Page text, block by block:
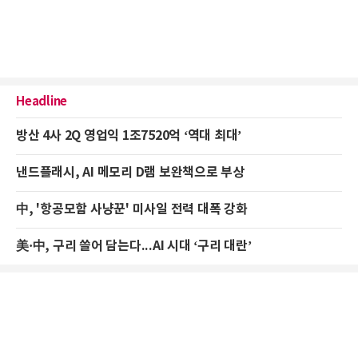
Headline
방산 4사 2Q 영업익 1조7520억 ‘역대 최대’
낸드플래시, AI 메모리 D램 보완책으로 부상
中, '항공모함 사냥꾼' 미사일 전력 대폭 강화
美·中, 구리 쓸어 담는다...AI 시대 ‘구리 대란’